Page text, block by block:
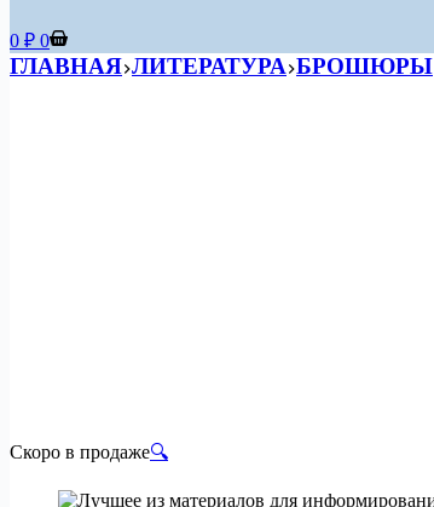
Корзина
0 ₽ 0
ГЛАВНАЯ ЛИТЕРАТУРА БРОШЮРЫ
Скоро в продаже🔍